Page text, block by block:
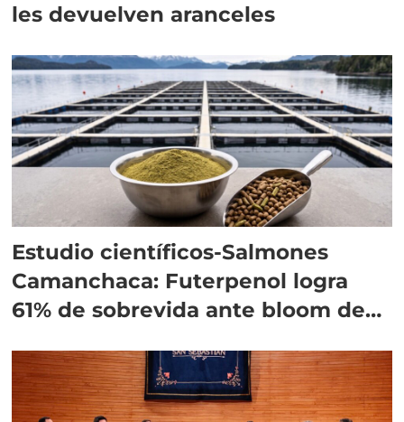
les devuelven aranceles
Estudio científicos-Salmones
Camanchaca: Futerpenol logra
61% de sobrevida ante bloom de